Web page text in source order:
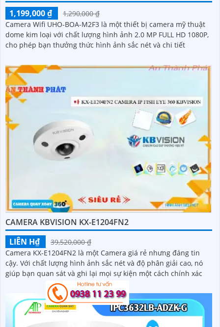
1,199,000 ₫
1,290,000 ₫
Camera Wifi UHO-BOA-M2F3 là một thiết bị camera mỹ thuật
dome kim loại với chất lượng hình ảnh 2.0 MP FULL HD 1080P,
cho phép bạn thưởng thức hình ảnh sắc nét và chi tiết
CAMERA KBVISION KX-E1204FN2
LIÊN H₫
39,520,000 ₫
Camera KX-E1204FN2 là một Camera giá rẻ nhưng đáng tin
cậy. Với chất lượng hình ảnh sắc nét và độ phân giải cao, nó
giúp bạn quan sát và ghi lại mọi sự kiện một cách chính xác